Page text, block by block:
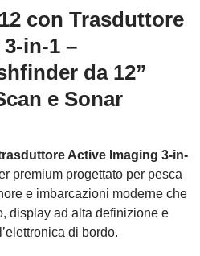
con Trasduttore
in-1 –
da 12”
e Sonar
Active Imaging 3-in-
premium progettato per pesca
e imbarcazioni moderne che
display ad alta definizione e
di bordo.